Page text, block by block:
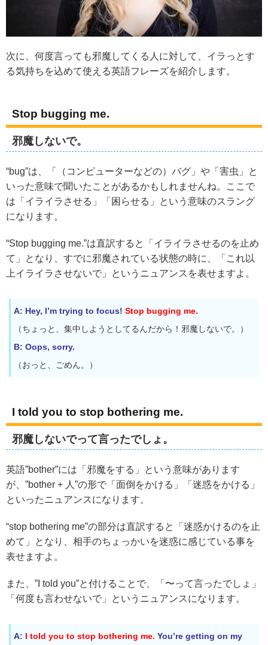
次に、何度言っても邪魔してくる人に対して、イラっとす
る気持ちを込めて使える英語フレーズを紹介します。
Stop bugging me.
邪魔しないで。
“bug”は、「（コンピューターなどの）バグ」や「害虫」と
いった意味で聞いたことがあるかもしれませんね。ここで
は「イライラさせる」「困らせる」という意味のスラング
になります。
“Stop bugging me.”は直訳すると「イライラさせるのを止め
て」となり、すでに邪魔されている状態の時に、「これ以
上イライラさせないで」というニュアンスを表せますよ。
A: Hey, I’m trying to focus! Stop bugging me.
（ちょっと、集中しようとしてるんだから！邪魔しないで。）
B: Oops, sorry.
（おっと、ごめん。）
I told you to stop bothering me.
邪魔しないでって言ったでしょ。
英語”bother”には「邪魔をする」という意味があります
が、”bother + 人”の形で「面倒をかける」「迷惑をかける」
といったニュアンスになります。
“stop bothering me”の部分は直訳すると「迷惑かけるのを止
めて」となり、相手のちょっかいを迷惑に感じている事を
表せますよ。
また、”I told you”と付けることで、「〜って言ったでしょ」
「何度も言わせないで」というニュアンスになります。
A: I told you to stop bothering me. You’re getting on my